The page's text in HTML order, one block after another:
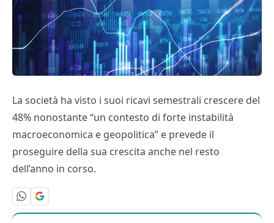
La società ha visto i suoi ricavi semestrali crescere del
48% nonostante “un contesto di forte instabilità
macroeconomica e geopolitica” e prevede il
proseguire della sua crescita anche nel resto
dell’anno in corso.